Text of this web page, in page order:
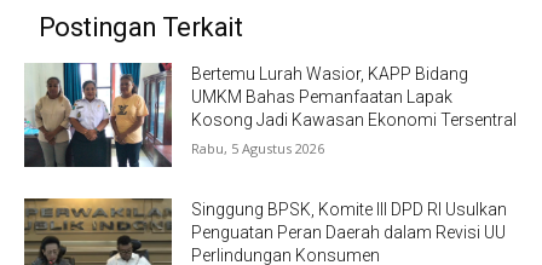
Postingan Terkait
Bertemu Lurah Wasior, KAPP Bidang
UMKM Bahas Pemanfaatan Lapak
Kosong Jadi Kawasan Ekonomi Tersentral
Rabu, 5 Agustus 2026
Singgung BPSK, Komite III DPD RI Usulkan
Penguatan Peran Daerah dalam Revisi UU
Perlindungan Konsumen